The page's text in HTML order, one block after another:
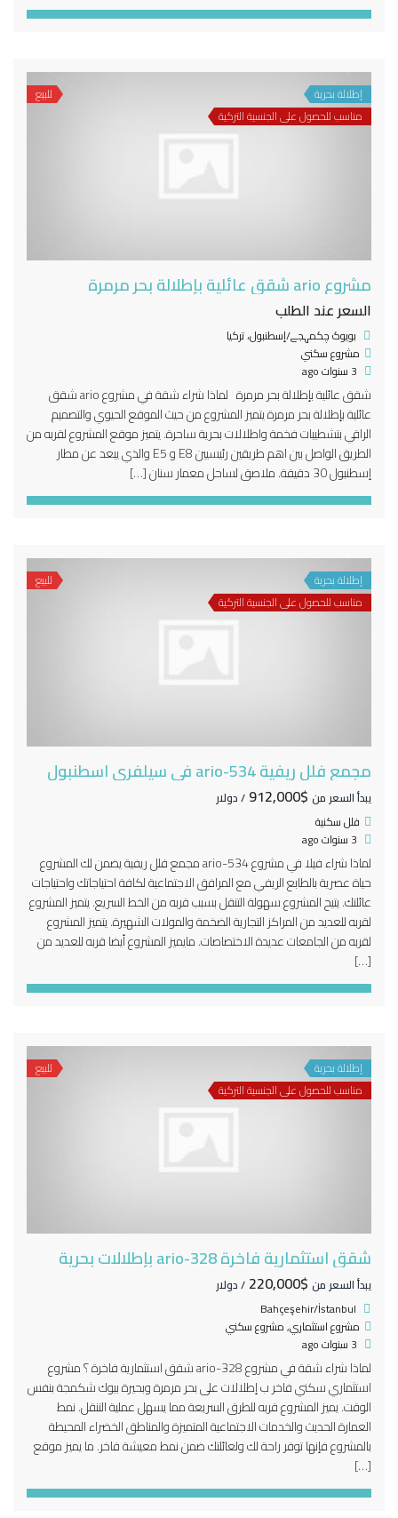
إطلالة بحرية
مناسب للحصول على الجنسية التركية
للبيع
مشروع ario شقق عائلية بإطلالة بحر مرمرة
السعر عند الطلب
بویوک چکمہجے/إسطنبول، تركيا
مشروع سكني
شقق عائلية بإطلالة بحر مرمرة لماذا شراء شقة في مشروع ario شقق
عائلية بإطلالة بحر مرمرة يتميز المشروع من حيث الموقع الحيوي والتصميم
الراقي بتشطيبات فخمة واطلالات بحرية ساحرة. يتميز موقع المشروع لقربه من
الطريق الواصل بين اهم طريقين رئيسيين E8 و E5 والذي يبعد عن مطار
إسطنبول 30 دقيقة. ملاصق لساحل معمار سنان […]
إطلالة بحرية
مناسب للحصول على الجنسية التركية
للبيع
مجمع فلل ريفية 534-ario في سيلفري اسطنبول
يبدأ السعر من $912,000
/ دولار
فلل سكنية
لماذا شراء فيلا في مشروع 534-ario مجمع فلل ريفية يضمن لك المشروع
حياة عصرية بالطابع الريفي مع المرافق الاجتماعية لكافة احتياجاتك واحتياجات
عائلتك. يتيح المشروع سهولة التنقل بسبب قربه من الخط السريع. يتميز المشروع
لقربه للعديد من المراكز التجارية الضخمة والمولات الشهيرة. يتميز المشروع
لقربه من الجامعات عديدة الاختصاصات. مايميز المشروع أيضا قربه للعديد من
[…]
إطلالة بحرية
مناسب للحصول على الجنسية التركية
للبيع
شقق استثمارية فاخرة 328-ario بإطلالات بحرية
يبدأ السعر من $220,000
/ دولار
Bahçeşehir/İstanbul
مشروع استثماري,مشروع سكني
لماذا شراء شقة في مشروع 328-ario شقق استثمارية فاخرة ؟ مشروع
استثماري سكني فاخر ب إطلالات على بحر مرمرة وبحيرة بيوك شكمجة بنفس
الوقت. يميز المشروع قربه للطرق السريعة مما يسهل عملية التنقل. نمط
العمارة الحديث والخدمات الاجتماعية المتميزة والمناطق الخضراء المحيطة
بالمشروع فإنها توفر راحة لك ولعائلتك ضمن نمط معيشة فاخر. ما يميز موقع
[…]